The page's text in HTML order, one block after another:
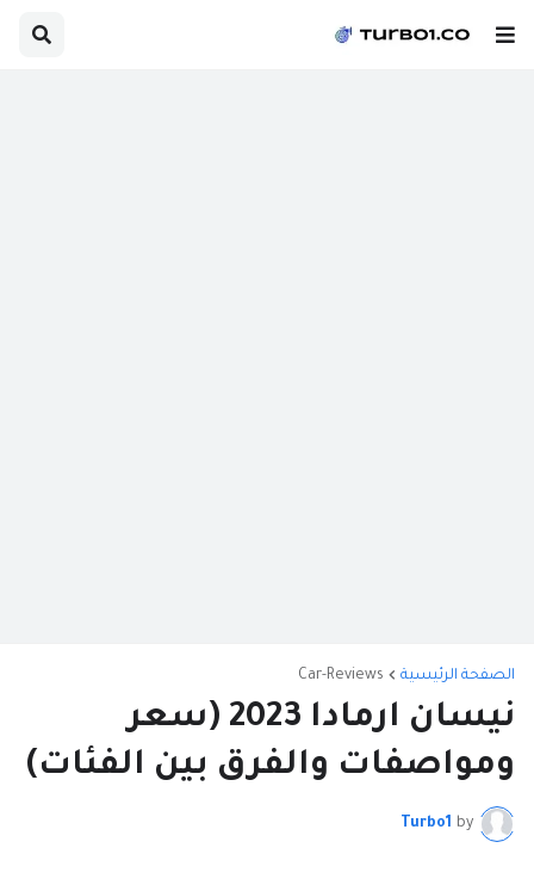
الصفحة الرئيسية Car-Reviews
نيسان ارمادا 2023 (سعر
ومواصفات والفرق بين الفئات)
by
Turbo1